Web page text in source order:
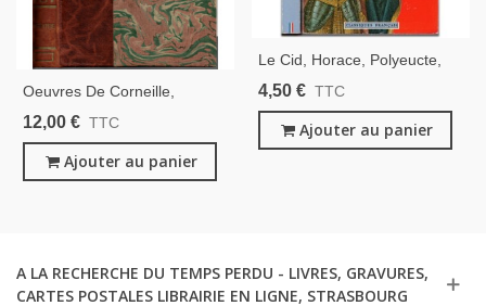
Oeuvres De Corneille,
Théâtre, Le Cid, Horace,
XVIIe S., Dos Cuir Rainures,
12,00 € TTC
Ajouter au panier
Le Cid, Horace, Polyeucte,
Tragédies, Pierre Corneille,
Théâtre XVIIe Siècle
4,50 € TTC
Ajouter au panier
A LA RECHERCHE DU TEMPS PERDU - LIVRES, GRAVURES,
CARTES POSTALES LIBRAIRIE EN LIGNE, STRASBOURG